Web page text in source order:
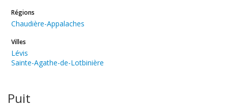
Régions
Chaudière-Appalaches
Villes
Lévis
Sainte-Agathe-de-Lotbinière
Puit